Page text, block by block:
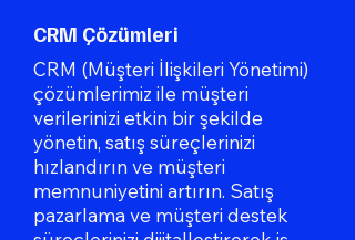
CRM Çözümleri
CRM (Müşteri İlişkileri Yönetimi)
çözümlerimiz ile müşteri
verilerinizi etkin bir şekilde
yönetin, satış süreçlerinizi
hızlandırın ve müşteri
memnuniyetini artırın. Satış
pazarlama ve müşteri destek